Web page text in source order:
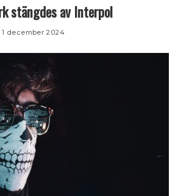
stängdes av Interpol
1 december 2024